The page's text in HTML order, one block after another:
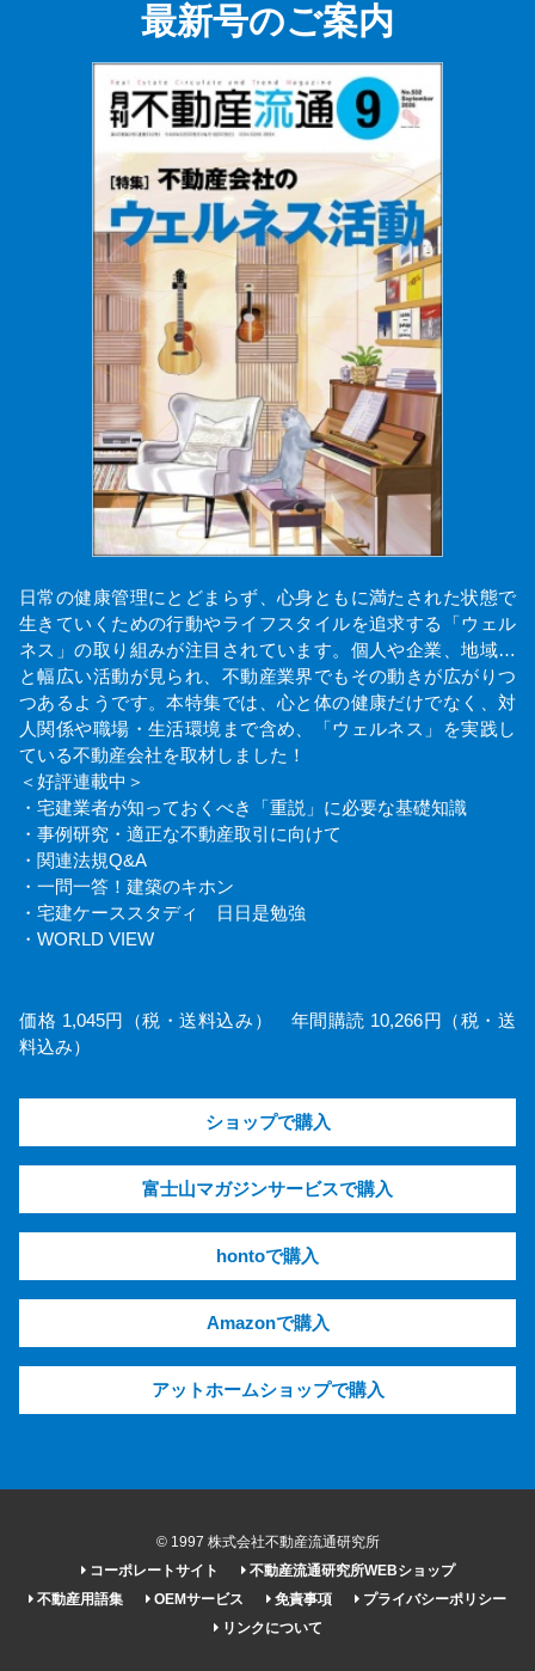
最新号のご案内
日常の健康管理にとどまらず、心身ともに満たされた状態で
生きていくための行動やライフスタイルを追求する「ウェル
ネス」の取り組みが注目されています。個人や企業、地域…
と幅広い活動が見られ、不動産業界でもその動きが広がりつ
つあるようです。本特集では、心と体の健康だけでなく、対
人関係や職場・生活環境まで含め、「ウェルネス」を実践し
ている不動産会社を取材しました！
＜好評連載中＞
・宅建業者が知っておくべき「重説」に必要な基礎知識
・事例研究・適正な不動産取引に向けて
・関連法規Q&A
・一問一答！建築のキホン
・宅建ケーススタディ 日日是勉強
・WORLD VIEW
価格 1,045円（税・送料込み） 年間購読 10,266円（税・送
料込み）
ショップで購入
富士山マガジンサービスで購入
hontoで購入
Amazonで購入
アットホームショップで購入
© 1997 株式会社不動産流通研究所
コーポレートサイト
不動産流通研究所WEBショップ
不動産用語集
OEMサービス 免責事項
プライバシーポリシー
リンクについて